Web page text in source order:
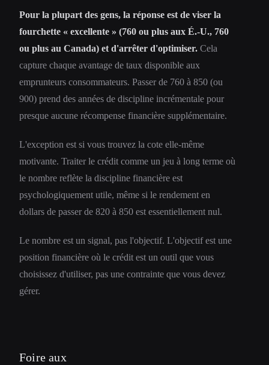
Pour la plupart des gens, la réponse est de viser la
fourchette « excellente » (760 ou plus aux É.-U., 760
ou plus au Canada) et d'arrêter d'optimiser. Cela
capture chaque avantage de taux disponible aux
emprunteurs consommateurs. Passer de 760 à 850 (ou
900) prend des années de discipline incrémentale pour
presque aucune récompense financière supplémentaire.
L'exception est si vous trouvez la cote elle-même
motivante. Traiter le crédit comme un jeu à long terme où
le nombre reflète la discipline financière est
psychologiquement utile, même si le rendement en
dollars de passer de 820 à 850 est essentiellement nul.
Le nombre est un signal, pas l'objectif. L'objectif est une
position financière où le crédit est un outil que vous
choisissez d'utiliser, pas une contrainte que vous devez
gérer.
Foire aux